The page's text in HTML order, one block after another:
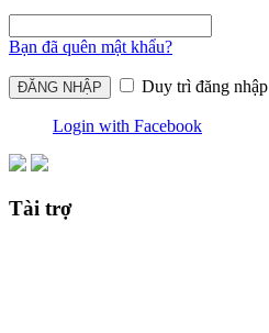
Bạn đã quên mật khẩu?
Duy trì đăng nhập
Login with Facebook
Tài trợ